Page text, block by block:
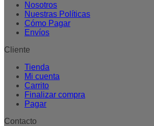
Nosotros
Nuestras Políticas
Cómo Pagar
Envíos
Cliente
Tienda
Mi cuenta
Carrito
Finalizar compra
Pagar
Contacto